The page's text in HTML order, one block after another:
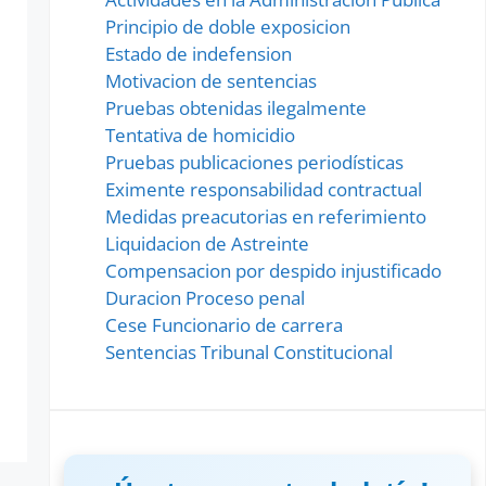
Principio de doble exposicion
Estado de indefension
Motivacion de sentencias
Pruebas obtenidas ilegalmente
Tentativa de homicidio
Pruebas publicaciones periodísticas
Eximente responsabilidad contractual
Medidas preacutorias en referimiento
Liquidacion de Astreinte
Compensacion por despido injustificado
Duracion Proceso penal
Cese Funcionario de carrera
Sentencias Tribunal Constitucional